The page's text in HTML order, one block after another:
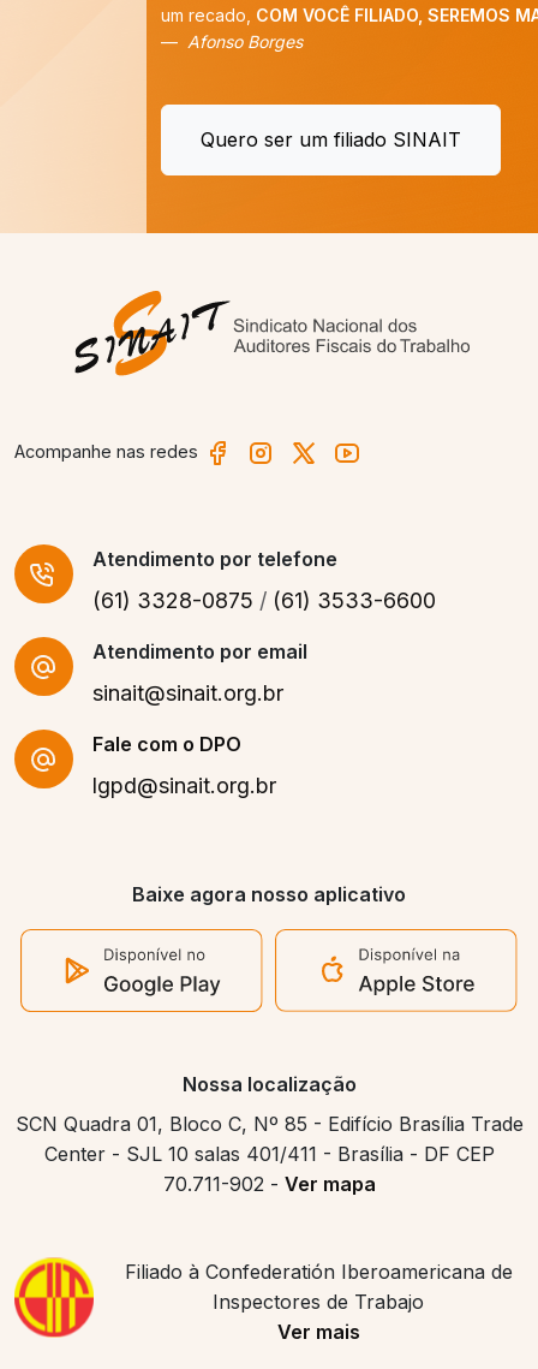
COM VOCÊ FILIADO, SEREMOS MAIS!”
Quero ser um filiado SINAIT
Acompanhe nas redes
Atendimento por telefone
(61) 3328-0875 / (61) 3533-6600
Atendimento por email
sinait@sinait.org.br
Fale com o DPO
lgpd@sinait.org.br
Baixe agora nosso aplicativo
Nossa localização
SCN Quadra 01, Bloco C, Nº 85 - Edifício Brasília Trade
Center - SJL 10 salas 401/411 - Brasília - DF CEP
70.711-902 - Ver mapa
Filiado à Confederatión Iberoamericana de
Inspectores de Trabajo
Ver mais